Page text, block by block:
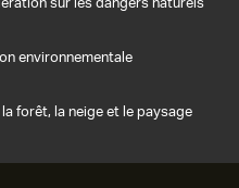
environnementale
forêt, la neige et le paysage